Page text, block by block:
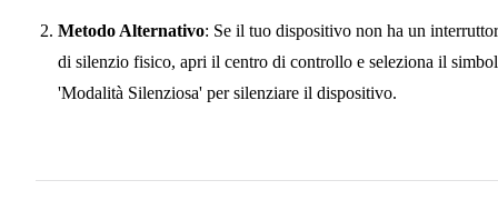
Metodo Alternativo: Se il tuo dispositivo non ha un
di silenzio fisico, apri il centro di controllo e seleziona il
'Modalità Silenziosa' per silenziare il dispositivo.